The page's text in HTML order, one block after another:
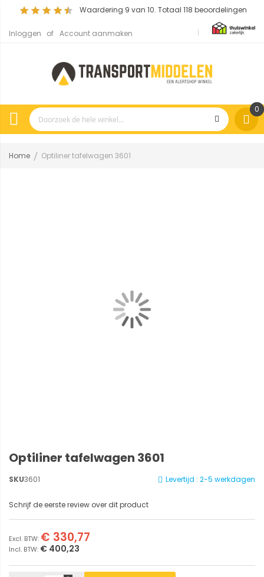
Waardering 9 van 10. Totaal 118 beoordelingen
Inloggen Account aanmaken
0
Home Optiliner tafelwagen 3601
Optiliner tafelwagen 3601
Levertijd : 2-5 werkdagen
SKU3601
Schrijf de eerste review over dit product
€ 400,23
€ 330,77